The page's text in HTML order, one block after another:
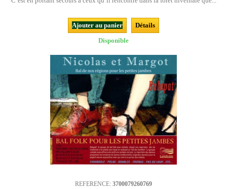
Ajouter au panier
Détails
Disponible
REFERENCE: 3700079260769